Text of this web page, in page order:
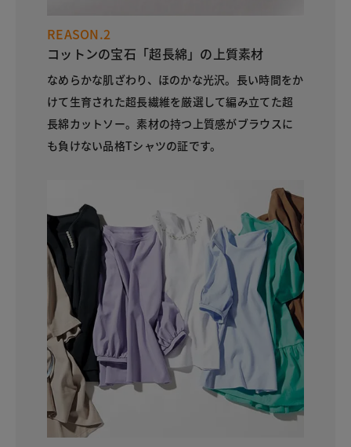
REASON.2
コットンの宝石「超長綿」の上質素材
なめらかな肌ざわり、ほのかな光沢。長い時間をか
けて生育された超長繊維を厳選して編み立てた超
長綿カットソー。素材の持つ上質感がブラウスに
も負けない品格Tシャツの証です。